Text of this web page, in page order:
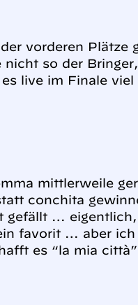
vorderen Plätze
so der
live im Finale viel
mittlerweile
conchita
gefällt …
favorit … aber
es “la mia